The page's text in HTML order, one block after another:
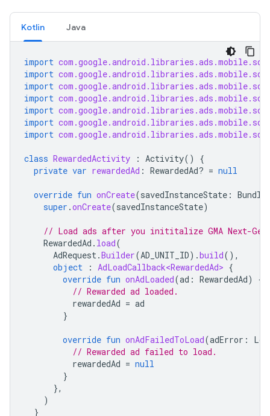
Kotlin Java
import
import
import
import
import
import
import
class RewardedActivity : Activity()
{
private var rewardedAd : RewardedAd? = null
override fun onCreate(savedInstanceState :
super .onCreate(savedInstanceState)
// Load ads after you inititalize GMA Next-Gen
RewardedAd . load(
AdRequest.Builder(AD_UNIT_ID).build(),
object
: AdLoadCallback<RewardedAd> {
override fun onAdLoaded(ad : RewardedAd)
{
// Rewarded ad loaded.
rewardedAd = ad
}
override fun onAdFailedToLoad(adError :
// Rewarded ad failed to load.
rewardedAd = null
}
},
)
}